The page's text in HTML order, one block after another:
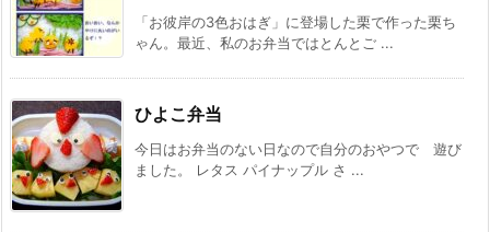
「お彼岸の3色おはぎ」に登場した栗で作った栗ち
ゃん。最近、私のお弁当ではとんとご ...
ひよこ弁当
今日はお弁当のない日なので自分のおやつで 遊び
ました。 レタス パイナップル さ ...